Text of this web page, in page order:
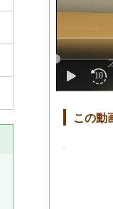
この動